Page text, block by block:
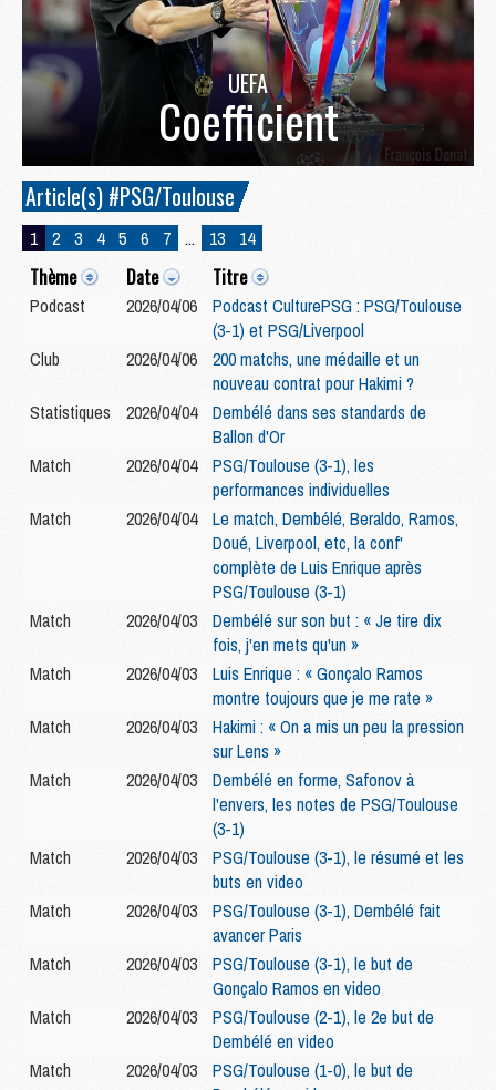
UEFA
Coefficient
Article(s) #PSG/Toulouse
1 2 3 4 5 6 7 ... 13 14
Thème Date Titre
Podcast 2026/04/06
Podcast CulturePSG : PSG/Toulouse
(3-1) et PSG/Liverpool
Club
2026/04/06
200 matchs, une médaille et un
nouveau contrat pour Hakimi ?
Statistiques
2026/04/04
Dembélé dans ses standards de
Ballon d'Or
Match
2026/04/04
PSG/Toulouse (3-1), les
performances individuelles
Match
2026/04/04
Le match, Dembélé, Beraldo, Ramos,
Doué, Liverpool, etc, la conf'
complète de Luis Enrique après
PSG/Toulouse (3-1)
Match
2026/04/03
Dembélé sur son but : « Je tire dix
fois, j'en mets qu'un »
Match
2026/04/03
Luis Enrique : « Gonçalo Ramos
montre toujours que je me rate »
Match
2026/04/03
Hakimi : « On a mis un peu la pression
sur Lens »
Match
2026/04/03
Dembélé en forme, Safonov à
l'envers, les notes de PSG/Toulouse
(3-1)
Match
2026/04/03
PSG/Toulouse (3-1), le résumé et les
buts en video
Match
2026/04/03
PSG/Toulouse (3-1), Dembélé fait
avancer Paris
Match
2026/04/03
PSG/Toulouse (3-1), le but de
Gonçalo Ramos en video
Match
2026/04/03
PSG/Toulouse (2-1), le 2e but de
Dembélé en video
Match
2026/04/03
PSG/Toulouse (1-0), le but de